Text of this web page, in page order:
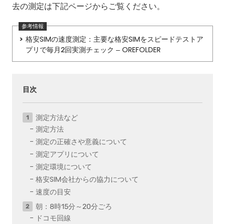
去の測定は下記ページからご覧ください。
格安SIMの速度測定：主要な格安SIMをスピードテストア
プリで毎月2回実測チェック – OREFOLDER
目次
測定方法など
測定方法
測定の正確さや意義について
測定アプリについて
測定環境について
格安SIM会社からの協力について
速度の目安
朝：8時15分～20分ごろ
ドコモ回線